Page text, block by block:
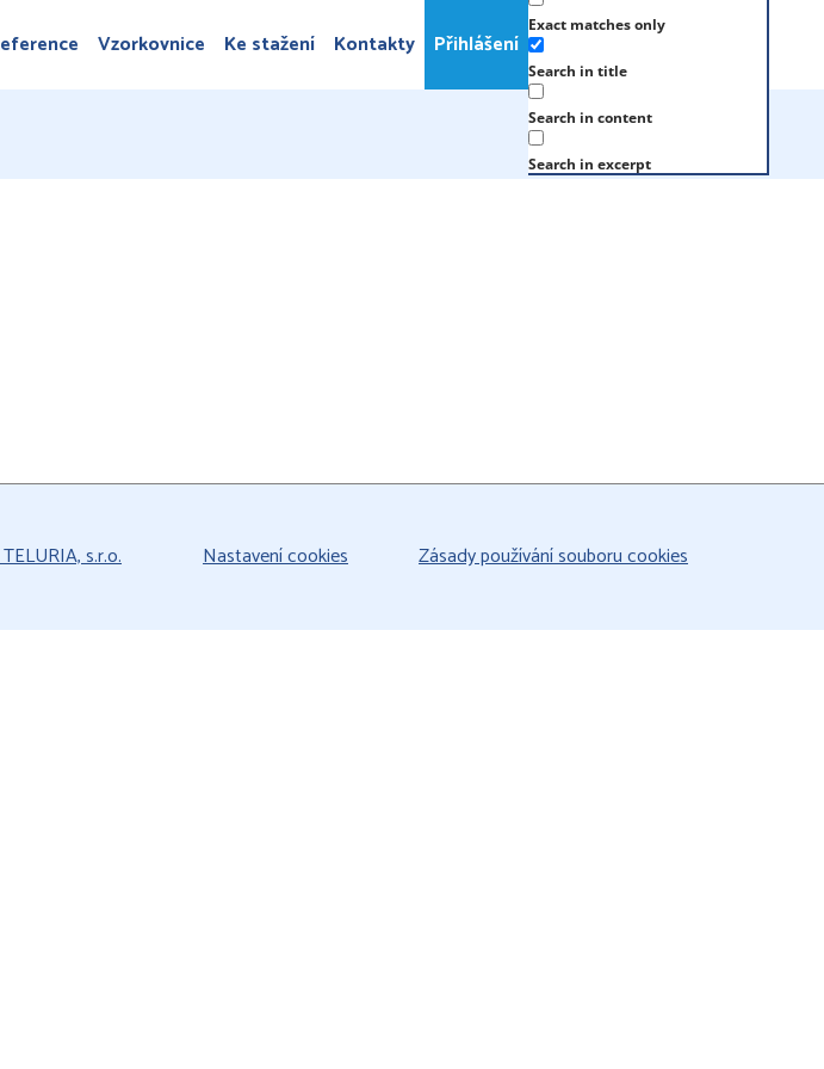
Vzorkovnice Ke stažení Kontakty Přihlášení
Exact matches only
Search in title
Search in content
Search in excerpt
s.r.o. Nastavení cookies Zásady používání souboru cookies